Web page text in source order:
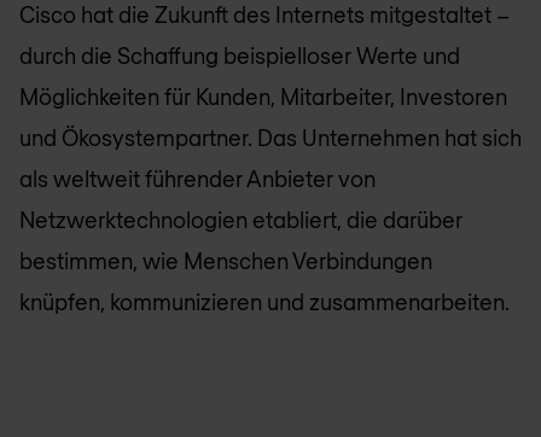
Cisco hat die Zukunft des Internets mitgestaltet –
durch die Schaffung beispielloser Werte und
Möglichkeiten für Kunden, Mitarbeiter, Investoren
und Ökosystempartner. Das Unternehmen hat sich
als weltweit führender Anbieter von
Netzwerktechnologien etabliert, die darüber
bestimmen, wie Menschen Verbindungen
knüpfen, kommunizieren und zusammenarbeiten.